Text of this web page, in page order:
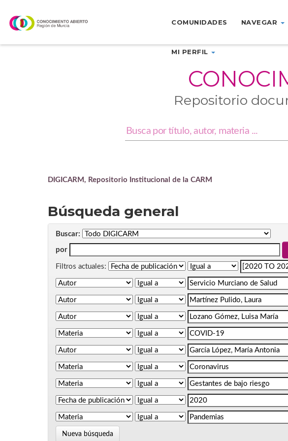
navigation
COMUNIDADES NAVEGAR
MI PERFIL
Repositorio
DIGICARM, Repositorio Institucional de la CARM
Búsqueda general
Buscar:
por
Filtros actuales:
Nueva búsqueda